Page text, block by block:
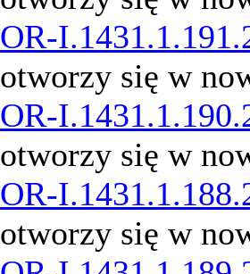
OR-
otworzy się w
OR-
otworzy się w
OR-
otworzy się w